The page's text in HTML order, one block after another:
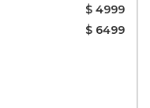
$ 4999
$ 6499